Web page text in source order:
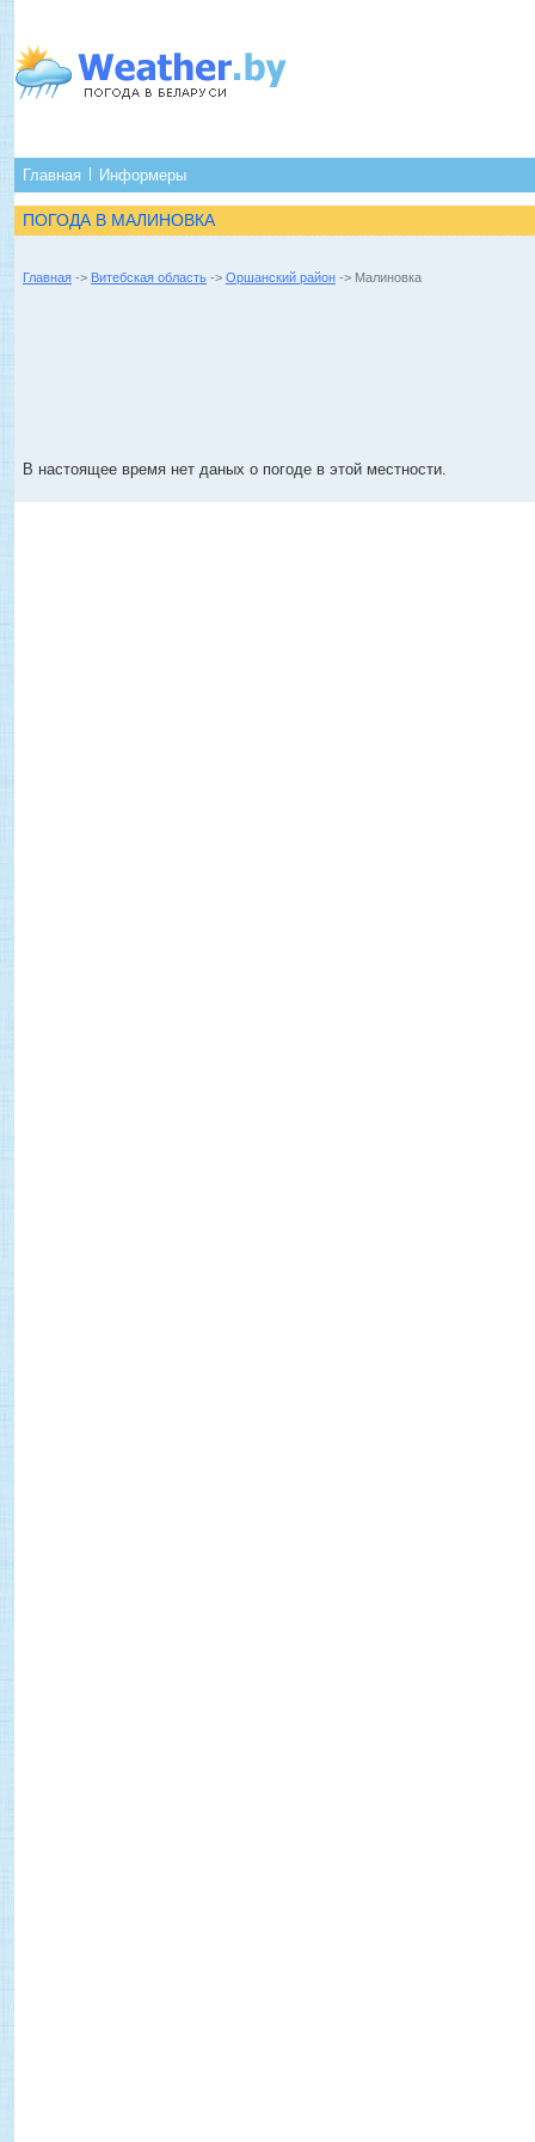
Главная Информеры
ПОГОДА В МАЛИНОВКА
Главная -> Витебская область -> Оршанский район -> Малиновка
В настоящее время нет даных о погоде в этой местности.